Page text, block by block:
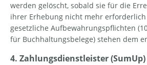
werden gelöscht, sobald sie für die
ihrer Erhebung nicht mehr erforderlich
gesetzliche Aufbewahrungspflichten
für Buchhaltungsbelege) stehen dem
4. Zahlungsdienstleister (SumUp)